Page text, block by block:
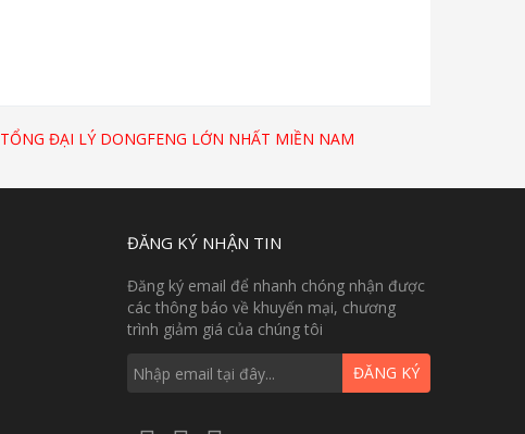
TỔNG ĐẠI LÝ DONGFENG LỚN NHẤT MIỀN NAM
ĐĂNG KÝ NHẬN TIN
Đăng ký email để nhanh chóng nhận được
các thông báo về khuyến mại, chương
trình giảm giá của chúng tôi
ĐĂNG KÝ